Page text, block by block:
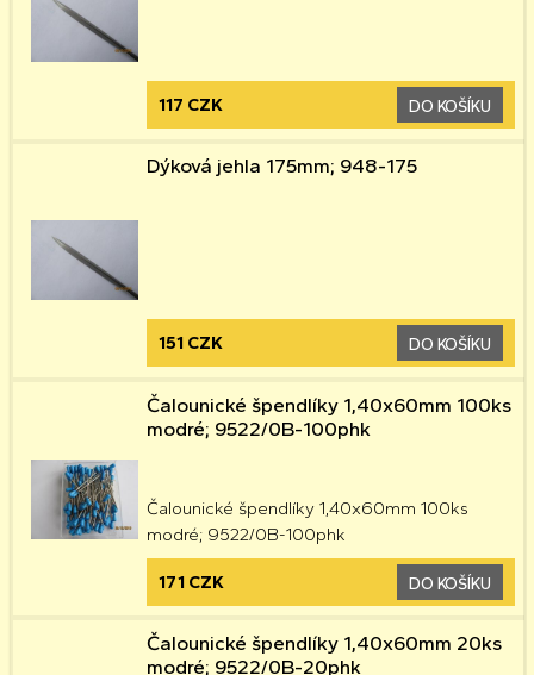
117 CZK DO KOŠÍKU
Dýková jehla 175mm; 948-175
151 CZK DO KOŠÍKU
Čalounické špendlíky 1,40x60mm 100ks
modré; 9522/0B-100phk
Čalounické špendlíky 1,40x60mm 100ks
modré; 9522/0B-100phk
171 CZK DO KOŠÍKU
Čalounické špendlíky 1,40x60mm 20ks
modré; 9522/0B-20phk